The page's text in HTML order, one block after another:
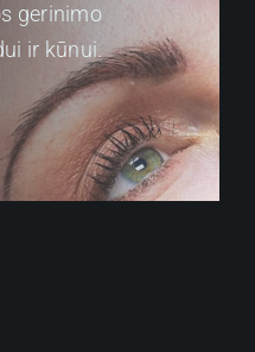
gerinimo
ir kūnui.